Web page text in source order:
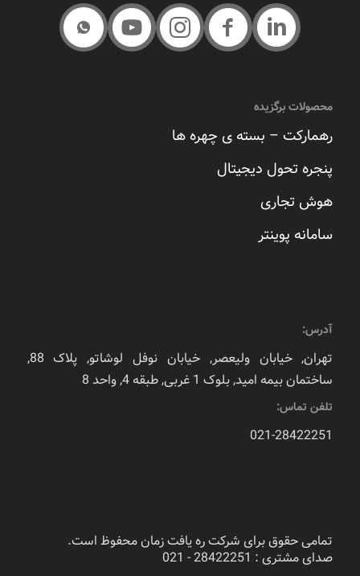
محصولات برگزیده
رهمارکت – بسته ی چهره ها
پنجره تحول دیجیتال
هوش تجاری
سامانه پوینتر
آدرس:
تهران, خیابان ولیعصر, خیابان نوفل لوشاتو, پلاک 88,
ساختمان بیمه امید, بلوک 1 غربی, طبقه 4, واحد 8
تلفن تماس:
021-28422251
تمامی حقوق برای شرکت ره یافت زمان محفوظ است.
صدای مشتری : 28422251 - 021